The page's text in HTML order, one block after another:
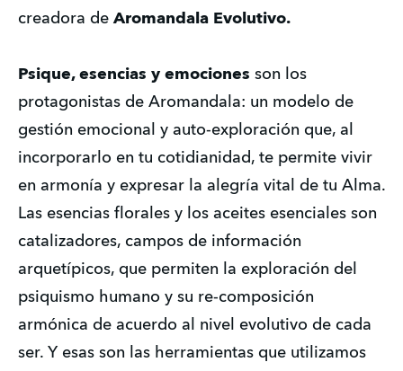
creadora de Aromandala Evolutivo.
Psique, esencias y emociones son los
protagonistas de Aromandala: un modelo de
gestión emocional y auto-exploración que, al
incorporarlo en tu cotidianidad, te permite vivir
en armonía y expresar la alegría vital de tu Alma.
Las esencias florales y los aceites esenciales son
catalizadores, campos de información
arquetípicos, que permiten la exploración del
psiquismo humano y su re-composición
armónica de acuerdo al nivel evolutivo de cada
ser. Y esas son las herramientas que utilizamos